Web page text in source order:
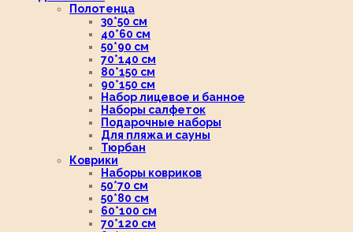
Полотенца
30*50 см
40*60 см
50*90 см
70*140 см
80*150 см
90*150 см
Набор лицевое и банное
Наборы салфеток
Подарочные наборы
Для пляжа и сауны
Тюрбан
Коврики
Наборы ковриков
50*70 см
50*80 см
60*100 см
70*120 см